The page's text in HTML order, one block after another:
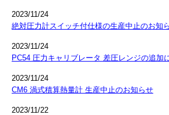
2023/11/24
絶対圧力計スイッチ付仕様の生産中止のお知
2023/11/24
PC54 圧力キャリブレータ 差圧レンジの追加
2023/11/24
CM6 渦式積算熱量計 生産中止のお知らせ
2023/11/22